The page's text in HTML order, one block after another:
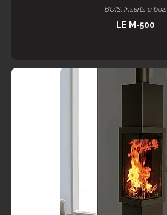
LIRE LA SUITE
BOIS, Inserts à bois
LE M-500